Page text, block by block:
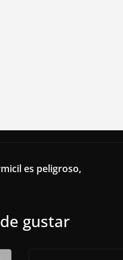
es peligroso,
gustar